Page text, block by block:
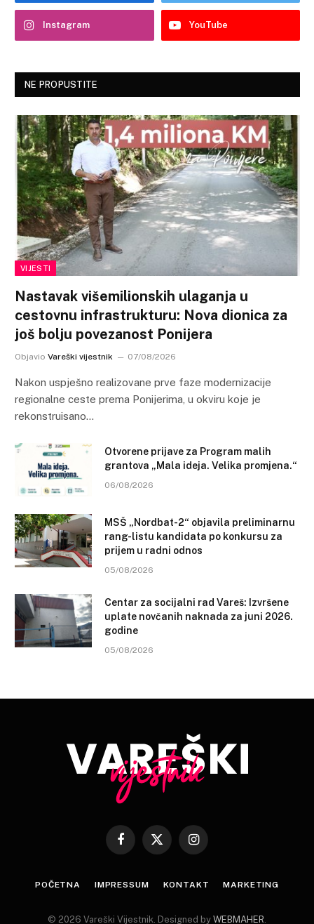
Instagram YouTube
NE PROPUSTITE
VIJESTI
Nastavak višemilionskih ulaganja u
cestovnu infrastrukturu: Nova dionica za
još bolju povezanost Ponijera
Objavio Vareški vijestnik 07/08/2026
Nakon uspješno realizovane prve faze modernizacije
regionalne ceste prema Ponijerima, u okviru koje je
rekonstruisano…
Otvorene prijave za Program malih
grantova „Mala ideja. Velika promjena.“
06/08/2026
MSŠ „Nordbat-2“ objavila preliminarnu
rang-listu kandidata po konkursu za
prijem u radni odnos
05/08/2026
Centar za socijalni rad Vareš: Izvršene
uplate novčanih naknada za juni 2026.
godine
05/08/2026
Facebook
X
Instagram
POČETNA IMPRESSUM KONTAKT MARKETING
© 2026 Vareški Vijestnik. Designed by WEBMAHER